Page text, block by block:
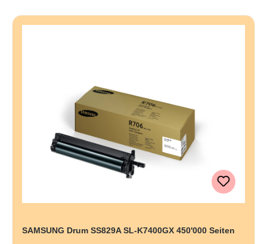
SAMSUNG Drum SS829A SL-K7400GX 450'000 Seiten